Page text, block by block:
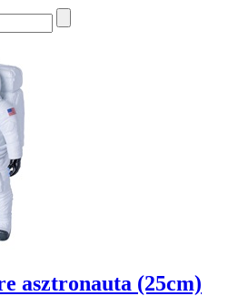
asztronauta (25cm)